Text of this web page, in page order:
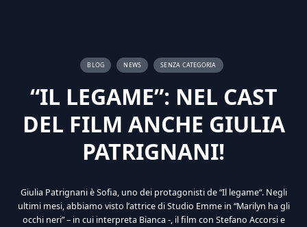
BLOG NEWS SENZA CATEGORIA
“IL LEGAME”: NEL CAST
DEL FILM ANCHE GIULIA
PATRIGNANI!
Giulia Patrignani è Sofia, uno dei protagonisti de “Il legame“. Negli
ultimi mesi, abbiamo visto l’attrice di Studio Emme in “Marilyn ha gli
occhi neri” – in cui interpreta Bianca -, il film con Stefano Accorsi e